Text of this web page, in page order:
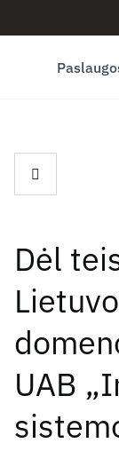
Youtube
Dėl
UAB